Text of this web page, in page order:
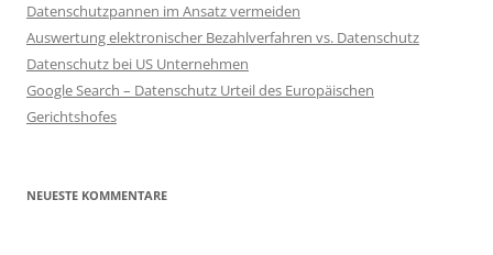
Datenschutzpannen im Ansatz vermeiden
Auswertung elektronischer Bezahlverfahren vs. Datenschutz
Datenschutz bei US Unternehmen
Google Search – Datenschutz Urteil des Europäischen
Gerichtshofes
NEUESTE KOMMENTARE